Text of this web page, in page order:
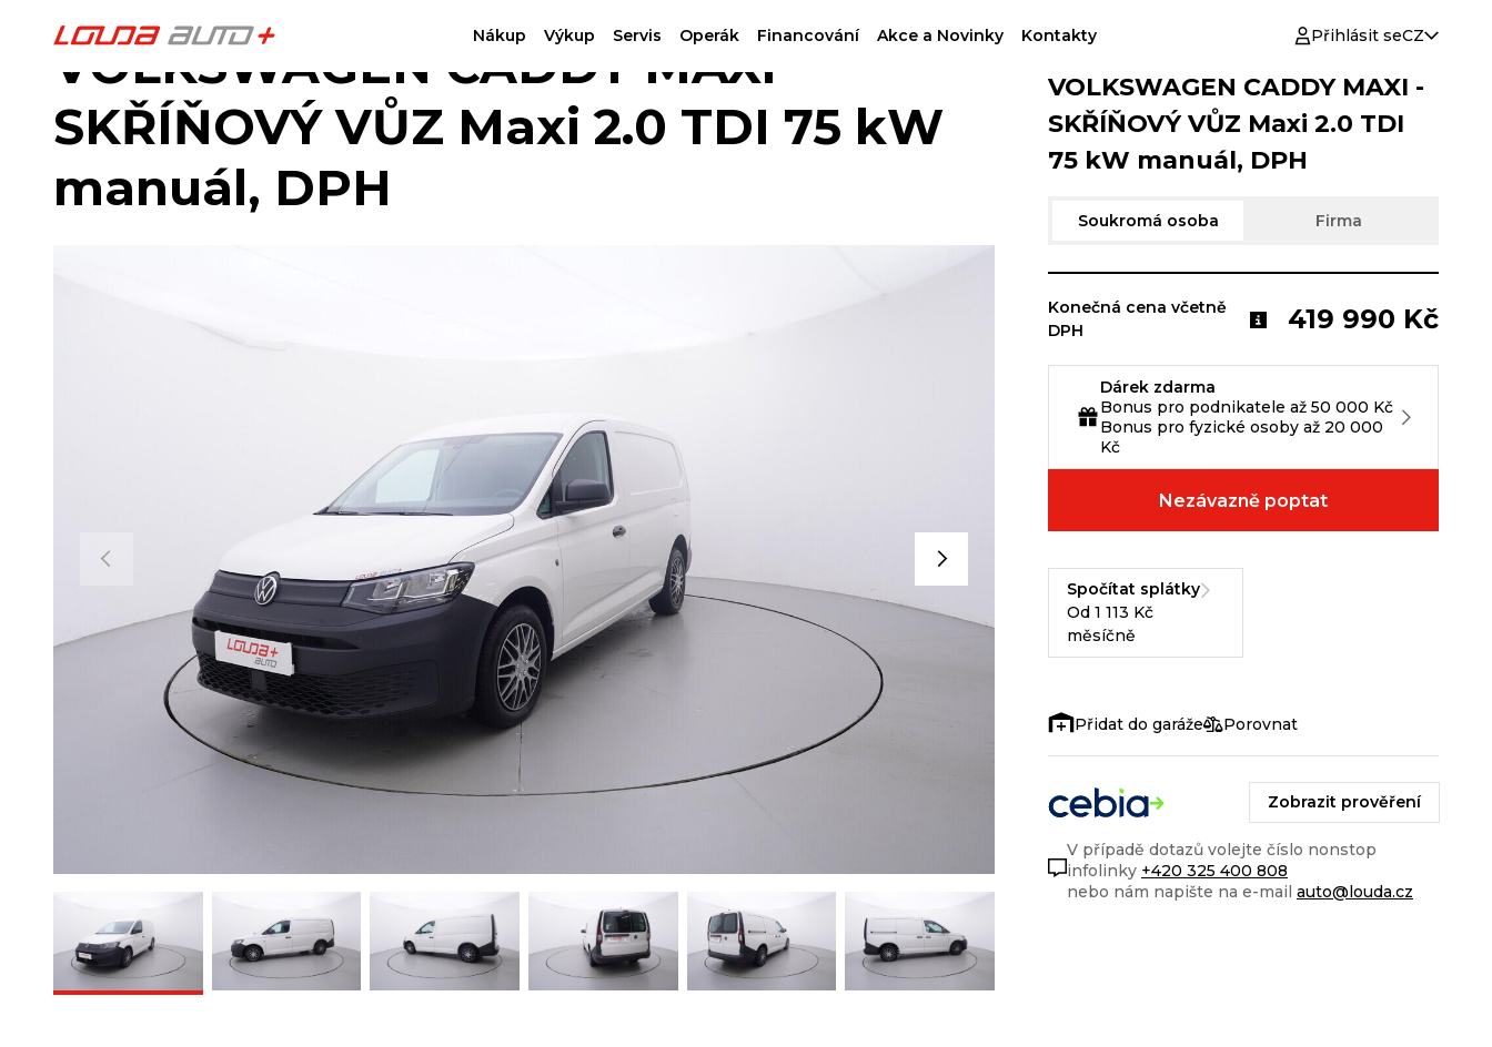
Nákup Výkup Servis Operák Financování Akce a Novinky Kontakty Přihlásit seCZ
VOLKSWAGEN CADDY MAXI -
SKŘÍŇOVÝ VŮZ Maxi 2.0 TDI 75 kW
manuál, DPH
VOLKSWAGEN CADDY MAXI -
SKŘÍŇOVÝ VŮZ Maxi 2.0 TDI
75 kW manuál, DPH
Soukromá osoba Firma
Konečná cena včetně
DPH
419 990 Kč
Dárek zdarma
Bonus pro podnikatele až 50 000 Kč
Bonus pro fyzické osoby až 20 000
Kč
Nezávazně poptat
Spočítat splátky
Od 1 113 Kč
měsíčně
Porovnat
Zobrazit prověření
V případě dotazů volejte číslo nonstop
infolinky +420 325 400 808
nebo nám napište na e-mail auto@louda.cz